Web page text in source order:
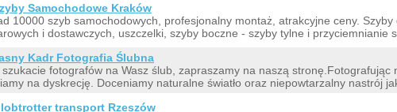
Samochodowe Kraków
10000 szyb samochodowych, profesjonalny montaż, atrakcyjne ceny.
i dostawczych, uszczelki, szyby boczne - szyby tylne i przyciemnianie
Kadr Fotografia Ślubna
szukacie fotografów na Wasz ślub, zapraszamy na naszą stronę.Fotografując
na dyskrecję. Doceniamy naturalne światło oraz niepowtarzalny nastrój
transport Rzeszów